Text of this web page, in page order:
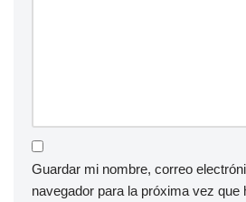
Guardar mi nombre, correo
navegador para la próxima vez que